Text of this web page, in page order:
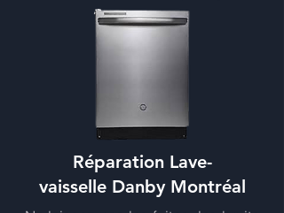
Réparation Lave-
vaisselle Danby Montréal